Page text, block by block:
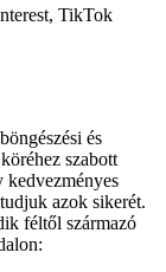
TikTok
és
szabott
kedvezményes
azok sikerét.
féltől származó